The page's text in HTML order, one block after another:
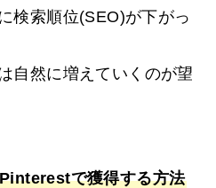
検索順位(SEO)が下がっ
自然に増えていくのが望
で獲得する方法